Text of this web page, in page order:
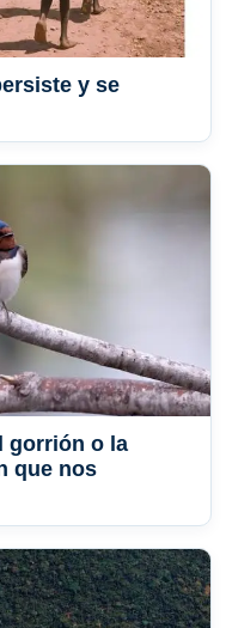
y se
gorrión o la
que nos